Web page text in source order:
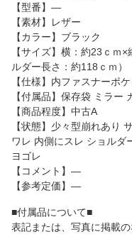
【型番】―
【素材】レザー
【カラー】ブラック
【サイズ】横：約23ｃｍ
ルダー長さ：約118ｃｍ）
【仕様】内ファスナーポ
【付属品】保存袋 ミラー
【商品程度】中古A
【状態】少々型崩れあり
ワレ 内側にスレ ショルダ
ヨゴレ
【コメント】―
【参考定価】―
■付属品について■
表記または、写真に掲載